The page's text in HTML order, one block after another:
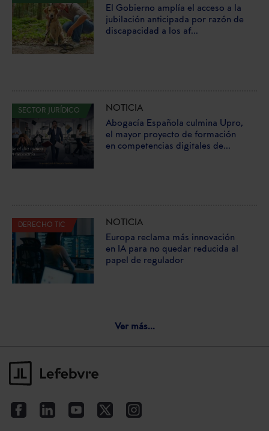
El Gobierno amplía el acceso a la
jubilación anticipada por razón de
discapacidad a los af...
SECTOR JURÍDICO
NOTICIA
Abogacía Española culmina Upro,
el mayor proyecto de formación
en competencias digitales de...
DERECHO TIC
NOTICIA
Europa reclama más innovación
en IA para no quedar reducida al
papel de regulador
Ver más...